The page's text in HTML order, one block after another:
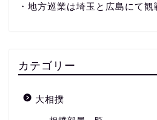
・地方巡業は埼玉と広島にて観
カテゴリー
大相撲